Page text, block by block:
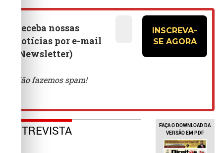
ENTREVISTA
FAÇA O DOWNLOAD DA
VERSÃO EM PDF